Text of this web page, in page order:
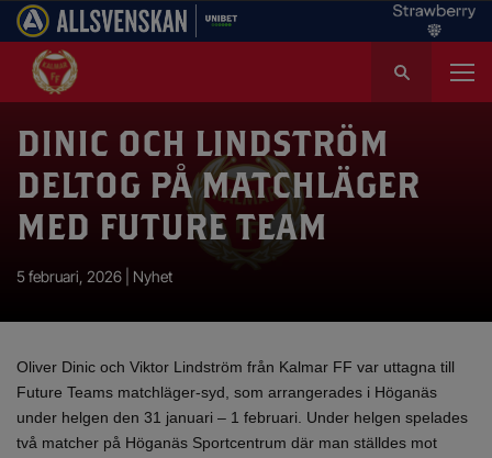
k
DINIC OCH LINDSTRÖM
DELTOG PÅ MATCHLÄGER
MED FUTURE TEAM
5 februari, 2026 | Nyhet
Oliver Dinic och Viktor Lindström från Kalmar FF var uttagna till
Future Teams matchläger-syd, som arrangerades i Höganäs
under helgen den 31 januari – 1 februari. Under helgen spelades
två matcher på Höganäs Sportcentrum där man ställdes mot